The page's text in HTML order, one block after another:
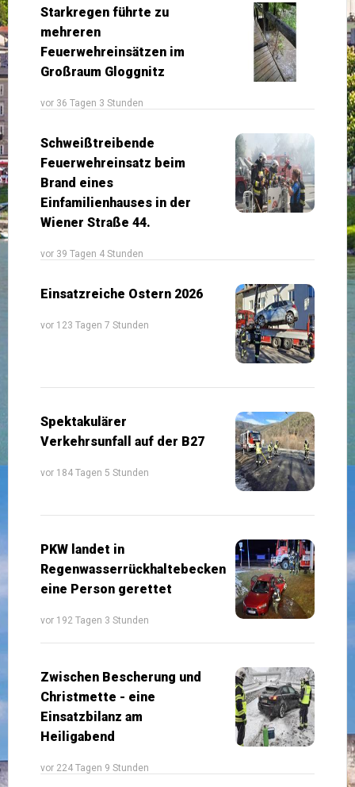
Starkregen führte zu
mehreren
Feuerwehreinsätzen im
Großraum Gloggnitz
vor 36 Tagen 3 Stunden
Schweißtreibende
Feuerwehreinsatz beim
Brand eines
Einfamilienhauses in der
Wiener Straße 44.
vor 39 Tagen 4 Stunden
Einsatzreiche Ostern 2026
vor 123 Tagen 7 Stunden
Spektakulärer
Verkehrsunfall auf der B27
vor 184 Tagen 5 Stunden
PKW landet in
Regenwasserrückhaltebecken
eine Person gerettet
vor 192 Tagen 3 Stunden
Zwischen Bescherung und
Christmette - eine
Einsatzbilanz am
Heiligabend
vor 224 Tagen 9 Stunden